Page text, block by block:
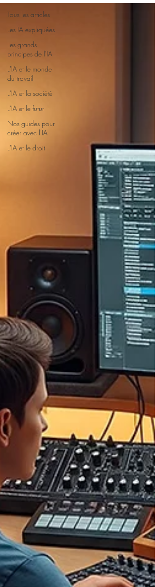
Tous les articles
Les IA expliquées
Les grands
principes de l'IA
L'IA et le monde
du travail
L'IA et la société
L'IA et le futur
Nos guides pour
créer avec l'IA
L'IA et le droit